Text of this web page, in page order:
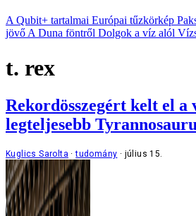
A Qubit+ tartalmai Európai tűzkörkép
jövő A Duna föntről Dolgok a víz alól
t. rex
Rekordösszegért kelt el a
legteljesebb
Kuglics Sarolta tudomány július 15.